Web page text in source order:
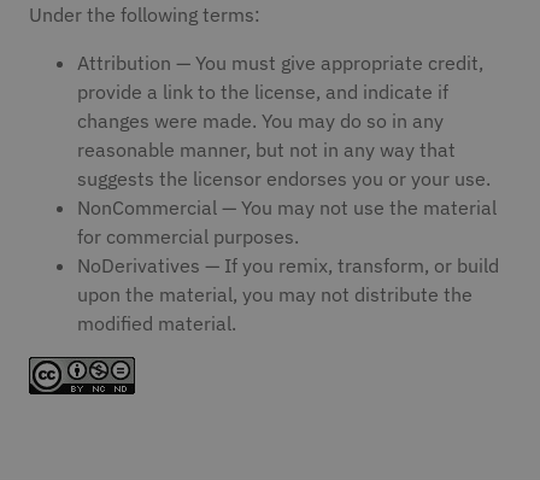
Under the following terms:
Attribution — You must give appropriate credit,
provide a link to the license, and indicate if
changes were made. You may do so in any
reasonable manner, but not in any way that
suggests the licensor endorses you or your use.
NonCommercial — You may not use the material
for commercial purposes.
NoDerivatives — If you remix, transform, or build
upon the material, you may not distribute the
modified material.